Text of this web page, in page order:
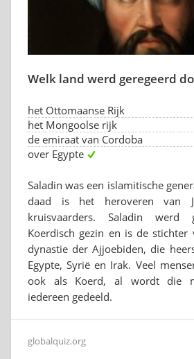
Welk land werd geregeerd
het Ottomaanse Rijk
het Mongoolse rijk
de emiraat van Cordoba
over Egypte
Saladin was een islamitische
daad is het heroveren van
kruisvaarders. Saladin
Koerdisch gezin en is de stichter
dynastie der Ajjoebiden, die
Egypte, Syrië en Irak. Veel
ook als Koerd, al wordt die
iedereen gedeeld.
globalquiz.org